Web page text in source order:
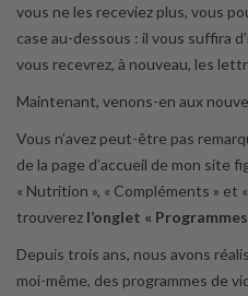
vous ne les receviez plus, vous
case au-dessous : il vous suffira
vous recevrez, à nouveau, les
Maintenant, venons-en aux
Vous n’avez peut-être pas
de la page d’accueil de mon site
« Nutrition », « Compléments » et
trouverez l’onglet «
Depuis trois ans, nous avons
moi-même, des programmes de